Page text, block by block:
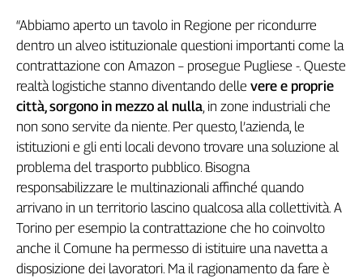
“Abbiamo aperto un tavolo in Regione per ricondurre
dentro un alveo istituzionale questioni importanti come la
contrattazione con Amazon – prosegue Pugliese -. Queste
realtà logistiche stanno diventando delle vere e proprie
città, sorgono in mezzo al nulla , in zone industriali che
non sono servite da niente. Per questo, l’azienda, le
istituzioni e gli enti locali devono trovare una soluzione al
problema del trasporto pubblico. Bisogna
responsabilizzare le multinazionali affinché quando
arrivano in un territorio lascino qualcosa alla collettività. A
Torino per esempio la contrattazione che ho coinvolto
anche il Comune ha permesso di istituire una navetta a
disposizione dei lavoratori. Ma il ragionamento da fare è